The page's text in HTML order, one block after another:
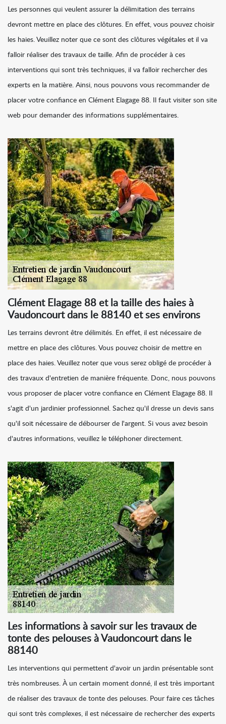
Les personnes qui veulent assurer la délimitation des terrains
devront mettre en place des clôtures. En effet, vous pouvez choisir
les haies. Veuillez noter que ce sont des clôtures végétales et il va
falloir réaliser des travaux de taille. Afin de procéder à ces
interventions qui sont très techniques, il va falloir rechercher des
experts en la matière. Ainsi, nous pouvons vous recommander de
placer votre confiance en Clément Elagage 88. Il faut visiter son site
web pour demander des informations supplémentaires.
Clément Elagage 88 et la taille des haies à
Vaudoncourt dans le 88140 et ses environs
Les terrains devront être délimités. En effet, il est nécessaire de
mettre en place des clôtures. Vous pouvez choisir de mettre en
place des haies. Veuillez noter que vous serez obligé de procéder à
des travaux d'entretien de manière fréquente. Donc, nous pouvons
vous proposer de placer votre confiance en Clément Elagage 88. Il
s'agit d'un jardinier professionnel. Sachez qu'il dresse un devis sans
qu'il soit nécessaire de débourser de l'argent. Si vous avez besoin
d'autres informations, veuillez le téléphoner directement.
Les informations à savoir sur les travaux de
tonte des pelouses à Vaudoncourt dans le
88140
Les interventions qui permettent d'avoir un jardin présentable sont
très nombreuses. À un certain moment donné, il est très important
de réaliser des travaux de tonte des pelouses. Pour faire ces tâches
qui sont très complexes, il est nécessaire de rechercher des experts